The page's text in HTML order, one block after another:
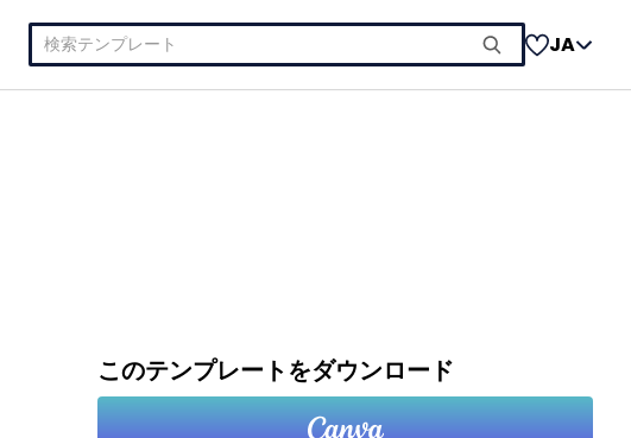
検
索:
JA
このテンプレートをダウンロード